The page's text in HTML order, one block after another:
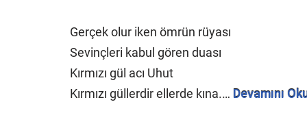
Gerçek olur iken ömrün rüyası
Sevinçleri kabul gören duası
Kırmızı gül acı Uhut
Kırmızı güllerdir ellerde kına.… Devamını